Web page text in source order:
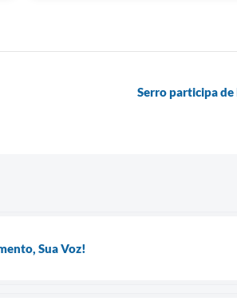
Serro participa de
Sua Voz!